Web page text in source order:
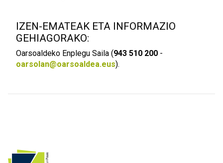
IZEN-EMATEAK ETA INFORMAZIO
GEHIAGORAKO:
Oarsoaldeko Enplegu Saila (943 510 200 -
oarsolan@oarsoaldea.eus).